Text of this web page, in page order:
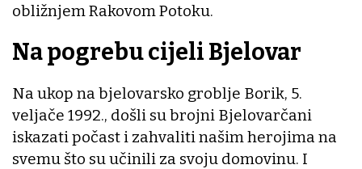
obližnjem Rakovom Potoku.
Na pogrebu cijeli Bjelovar
Na ukop na bjelovarsko groblje Borik, 5.
veljače 1992., došli su brojni Bjelovarčani
iskazati počast i zahvaliti našim herojima na
svemu što su učinili za svoju domovinu. I